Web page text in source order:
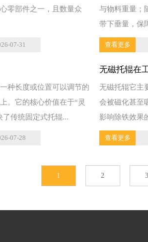
零部件之一，且数量众
07-31
与物料重量；
带下垂量，保
查看更多
种长度或位置可以调节的
。它的核心价值在于“灵
了传统固定式托辊...
07-28
无磁托辊在
无磁托辊它主
会被磁化甚至
影响除铁效果
查看更多
1 2 3